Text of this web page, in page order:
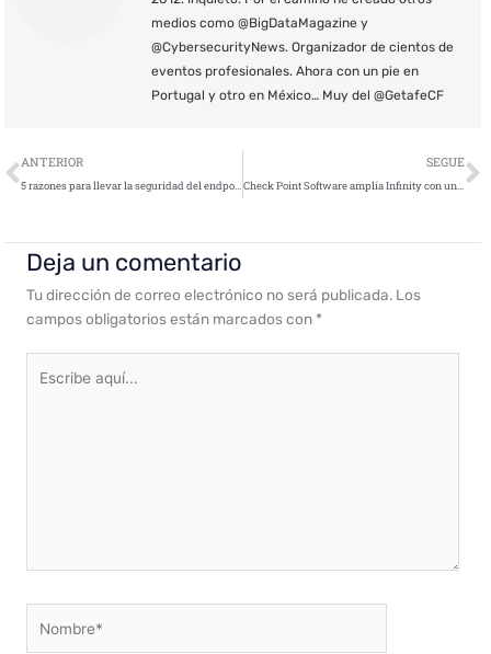
medios como @BigDataMagazine y
@CybersecurityNews. Organizador de cientos de
eventos profesionales. Ahora con un pie en
Portugal y otro en México… Muy del @GetafeCF
Ant
ANTERIOR
5 razones para llevar la seguridad del endpoint a la nube ahora
SEGUE
Check Point Software amplía Infinity con una completa gama de gateways de seguridad Quantum
Deja un comentario
Tu dirección de correo electrónico no será publicada. Los
campos obligatorios están marcados con *
aquí...